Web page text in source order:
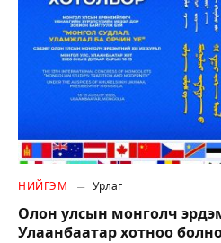
НИЙГЭМ Урлаг
Олон улсын монголч
Улаанбаатар хотноо